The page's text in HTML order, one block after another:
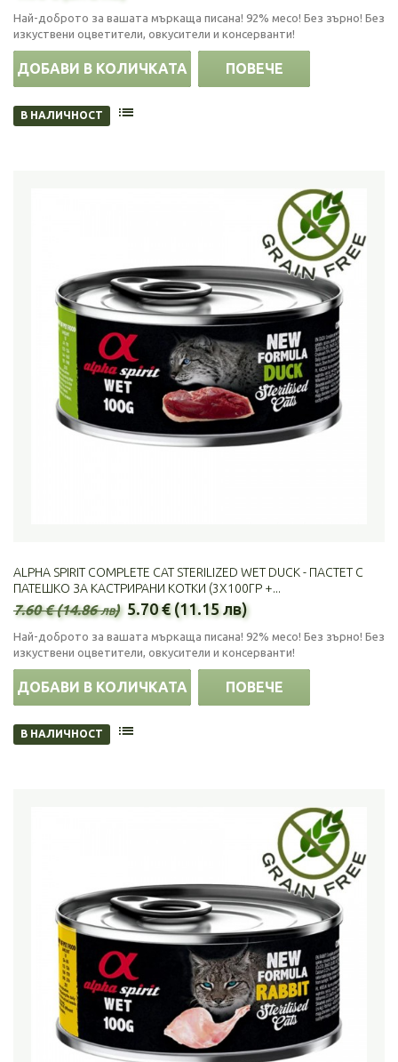
Най-доброто за вашата мъркаща писана! 92% месо! Без зърно! Без
изкуствени оцветители, овкусители и консерванти!
ДОБАВИ В КОЛИЧКАТА ПОВЕЧЕ
В НАЛИЧНОСТ
ALPHA SPIRIT COMPLETE CAT STERILIZED WET DUCK - ПАСТЕТ С
ПАТЕШКО ЗА КАСТРИРАНИ КОТКИ (3Х100ГР +...
7.60 € (14.86 лв) 5.70 € (11.15 лв)
Най-доброто за вашата мъркаща писана! 92% месо! Без зърно! Без
изкуствени оцветители, овкусители и консерванти!
ДОБАВИ В КОЛИЧКАТА ПОВЕЧЕ
В НАЛИЧНОСТ